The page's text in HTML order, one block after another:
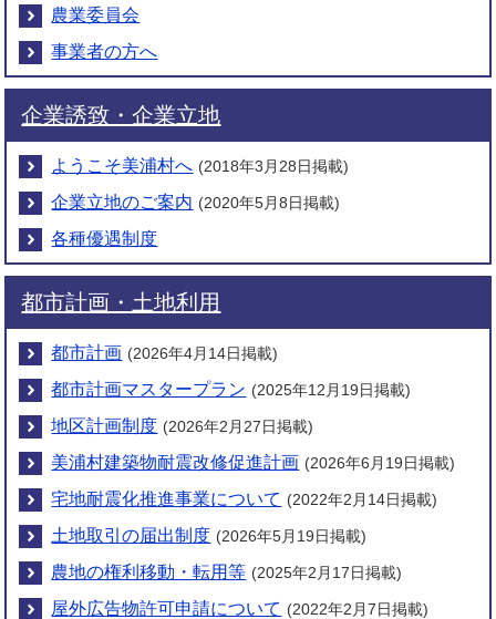
されました
2024年10月10日
地域計画の策定に向けた座談会を開催します
農業委員及び農地利用最適化推進委員の推薦・応募状況
を公表します（最終公表）
2024年1月18日
「人・農地プラン」から「地域計画」に変更になりま
す。
実質化された人・農地プランを公表します
「農業委員」を募集します。
「ナガエツルノゲイトウ（特定外来生物）」について
中小企業等経営強化法による支援について
農業委員会
事業者の方へ
企業誘致・企業立地
ようこそ美浦村へ (2018年3月28日掲載)
企業立地のご案内 (2020年5月8日掲載)
各種優遇制度
都市計画・土地利用
都市計画 (2026年4月14日掲載)
都市計画マスタープラン (2025年12月19日掲載)
地区計画制度 (2026年2月27日掲載)
美浦村建築物耐震改修促進計画 (2026年6月19日掲載)
宅地耐震化推進事業について (2022年2月14日掲載)
土地取引の届出制度 (2026年5月19日掲載)
農地の権利移動・転用等 (2025年2月17日掲載)
屋外広告物許可申請について (2022年2月7日掲載)